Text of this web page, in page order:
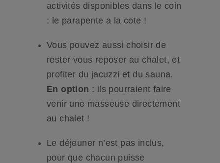
activités disponibles dans le coin
: le parapente a la cote !
Vous pouvez aussi choisir de
rester vous reposer au chalet, et
profiter du jacuzzi et du sauna.
En option : ils pourraient faire
venir une masseuse directement
au chalet !
Le déjeuner n’est pas inclus,
pour que chacun puisse